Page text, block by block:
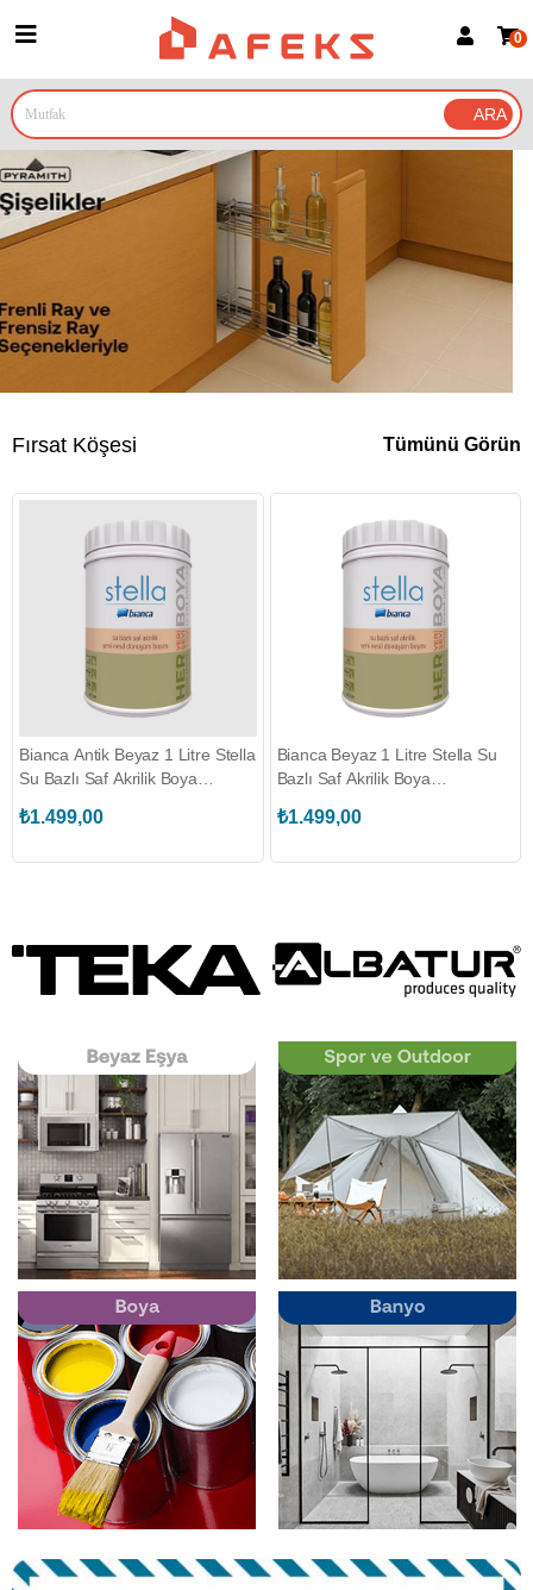
Google İle Bağlan
0
Fırsat Köşesi
Bianca Antik Beyaz 1 Litre Stella
Su Bazlı Saf Akrilik Boya
₺1.499,00
Bianca Beyaz 1 Litre Stella Su
Bazlı Saf Akrilik Boya
₺1.499,00
Tümünü Görün